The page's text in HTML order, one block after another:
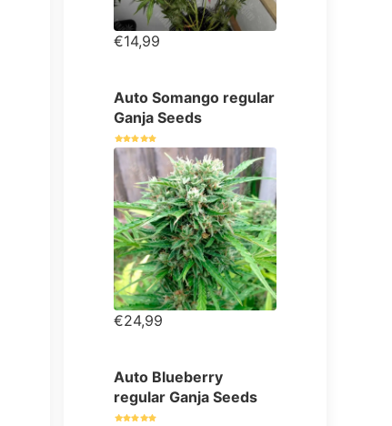
€14,99
Auto Somango regular
Ganja Seeds
€24,99
Auto Blueberry
regular Ganja Seeds